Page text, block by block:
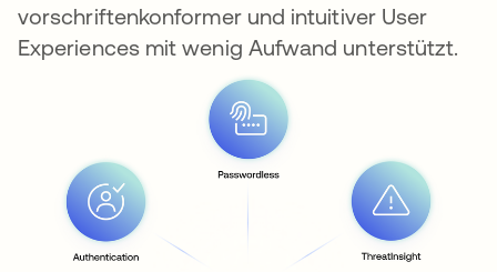
vorschriftenkonformer und intuitiver User
Experiences mit wenig Aufwand unterstützt.